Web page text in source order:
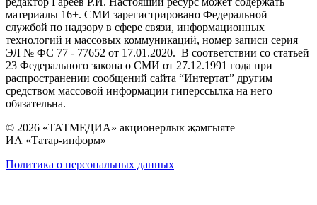
материалы 16+. СМИ зарегистрировано Федеральной
службой по надзору в сфере связи, информационных
технологий и массовых коммуникаций, номер записи серия
ЭЛ № ФС 77 - 77652 от 17.01.2020. В соответствии со статьей
23 Федерального закона о СМИ от 27.12.1991 года при
распространении сообщений сайта “Интертат” другим
средством массовой информации гиперссылка на него
обязательна.
© 2026 «ТАТМЕДИА» акционерлык җәмгыяте
ИА «Татар-информ»
Политика о персональных данных